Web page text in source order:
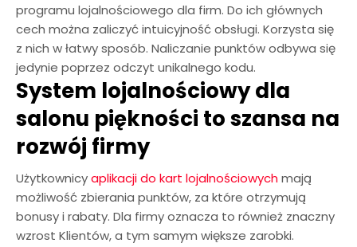
programu lojalnościowego dla firm. Do ich głównych
cech można zaliczyć intuicyjność obsługi. Korzysta się
z nich w łatwy sposób. Naliczanie punktów odbywa się
jedynie poprzez odczyt unikalnego kodu.
System lojalnościowy dla
salonu piękności to szansa na
rozwój firmy
Użytkownicyaplikacji do kart lojalnościowychmają
możliwość zbierania punktów, za które otrzymują
bonusy i rabaty. Dla firmy oznacza to również znaczny
wzrost Klientów, a tym samym większe zarobki.